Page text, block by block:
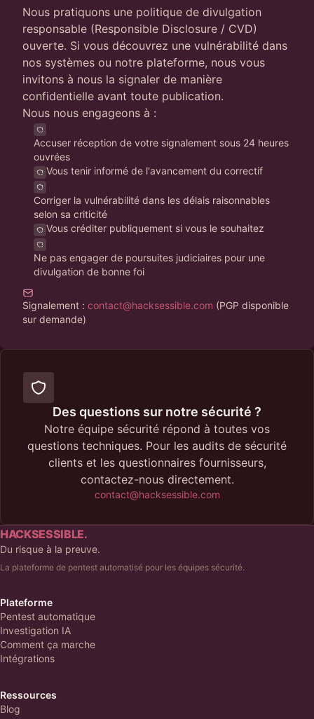
Nous pratiquons une politique de divulgation
responsable (Responsible Disclosure / CVD)
ouverte. Si vous découvrez une vulnérabilité dans
nos systèmes ou notre plateforme, nous vous
invitons à nous la signaler de manière
confidentielle avant toute publication.
Nous nous engageons à :
Accuser réception de votre signalement sous 24 heures
ouvrées
Vous tenir informé de l'avancement du correctif
Corriger la vulnérabilité dans les délais raisonnables
selon sa criticité
Vous créditer publiquement si vous le souhaitez
Ne pas engager de poursuites judiciaires pour une
divulgation de bonne foi
Signalement : contact@hacksessible.com (PGP disponible
sur demande)
Des questions sur notre sécurité ?
Notre équipe sécurité répond à toutes vos
questions techniques. Pour les audits de sécurité
clients et les questionnaires fournisseurs,
contactez-nous directement.
contact@hacksessible.com
HACKSESSIBLE.
Du risque à la preuve.
La plateforme de pentest automatisé pour les équipes sécurité.
Plateforme
Pentest automatique
Investigation IA
Comment ça marche
Intégrations
Ressources
Blog